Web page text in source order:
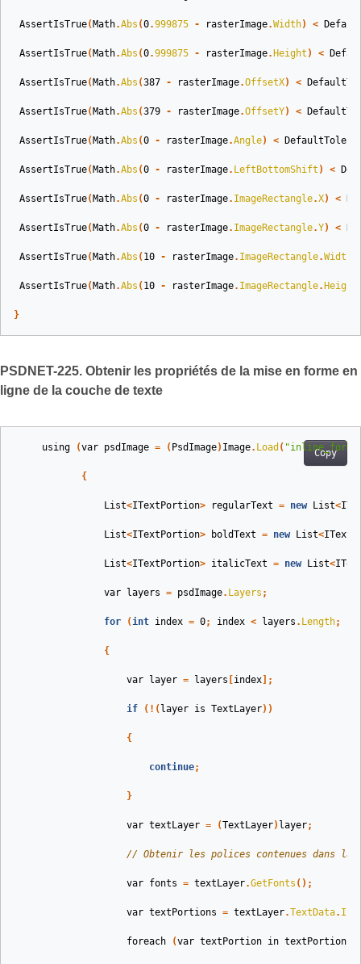
AssertIsTrue( Math.Abs (0.999875 - rasterImage.Width) <
AssertIsTrue( Math.Abs (0.999875 - rasterImage. Height ) <
AssertIsTrue( Math.Abs (387 - rasterImage.OffsetX) <
AssertIsTrue( Math.Abs (379 - rasterImage.OffsetY) <
AssertIsTrue( Math.Abs (0 - rasterImage.Angle) <
AssertIsTrue( Math.Abs (0 - rasterImage. LeftBottomShift ) <
AssertIsTrue( Math.Abs (0 - rasterImage. ImageRectangle.X) <
AssertIsTrue( Math.Abs (0 - rasterImage. ImageRectangle.Y) <
AssertIsTrue( Math.Abs ( 10 - rasterImage. ImageRectangle.Width
AssertIsTrue( Math.Abs ( 10 - rasterImage. ImageRectangle. Height
}
PSDNET-225. Obtenir les propriétés de la mise en forme en
ligne de la couche de texte
Copy
using (var psdImage = ( PsdImage) Image. Load (
{
List<ITextPortion> regularText = new List<
List<ITextPortion> boldText = new List<
List<ITextPortion> italicText = new List<
var layers = psdImage. Layers ;
for (int index = 0; index < layers . Length;
{
var layer = layers index ];
if (!( layer is TextLayer))
{
continue;
}
var textLayer = (TextLayer) layer;
// Obtenir les polices contenues dans la
var fonts = textLayer.GetFonts ();
var textPortions = textLayer.TextData.
foreach (var textPortion in textPortions